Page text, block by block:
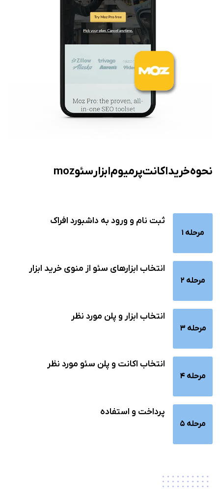
نحوه خرید اکانت پرمیوم ابزار سئو moz
مرحله 1
ثبت نام و ورود به داشبورد افراک
مرحله 2
انتخاب ابزارهای سئو از منوی خرید ابزار
مرحله 3
انتخاب ابزار و پلن مورد نظر
مرحله 4
انتخاب اکانت و پلن سئو مورد نظر
مرحله 5
پرداخت و استفاده